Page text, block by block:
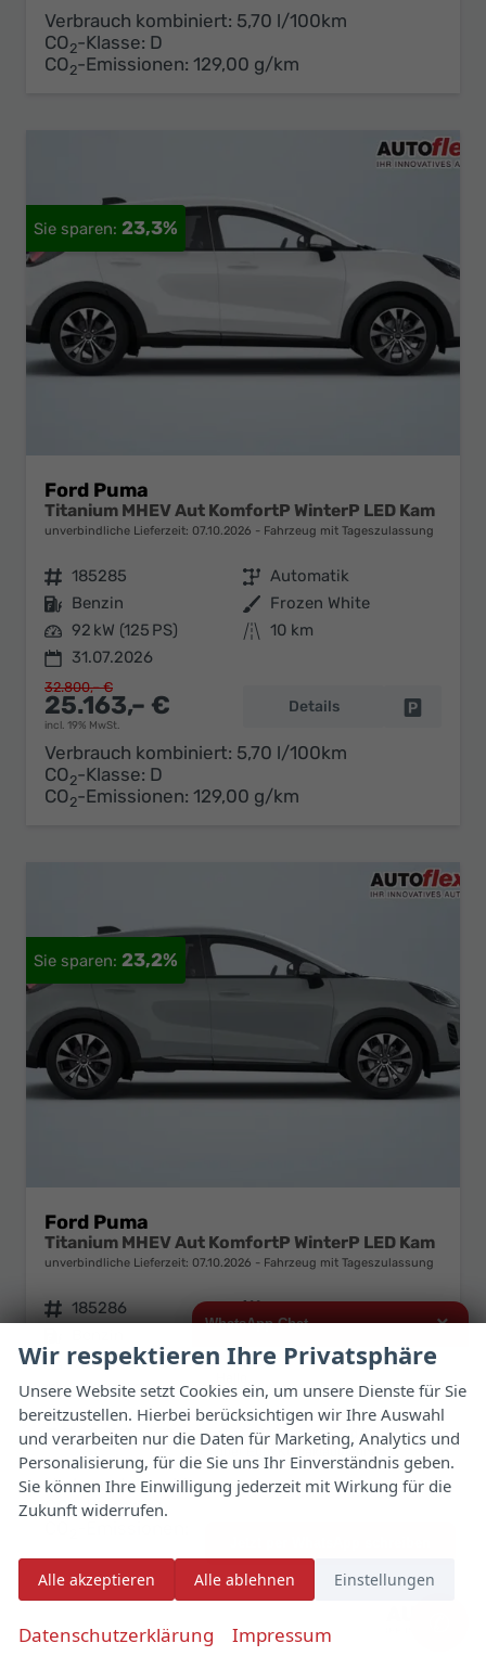
Verbrauch kombiniert: 5,70 l/100km
CO2-Klasse: D
CO2-Emissionen: 129,00 g/km
23,3%
Ford Puma
Titanium MHEV Aut KomfortP WinterP LED Kam
unverbindliche Lieferzeit: 07.10.2026 Fahrzeug mit Tageszulassung
Fahrzeugnr. 185285 Getriebe Automatik
Kraftstoff Benzin Außenfarbe Frozen White
Leistung 92 kW (125 PS) Kilometerstand 10 km
31.07.2026
25.163,– €
incl. 19% MwSt.
32.800,– €
Details
Verbrauch kombiniert: 5,70 l/100km
CO2-Klasse: D
CO2-Emissionen: 129,00 g/km
23,2%
Ford Puma
Titanium MHEV Aut KomfortP WinterP LED Kam
unverbindliche Lieferzeit: 07.10.2026 Fahrzeug mit Tageszulassung
Fahrzeugnr. 185286
Leistung
92 kW (125 PS) Kilometerstand 10 km
31.07.2026
25.452,– €
incl. 19% MwSt.
33.150,– €
Details Fahrzeug
Verbrauch kombiniert: 5,70 l/100km
CO2 -Klasse: D
WhatsApp Chat ×
ich interessiere mich für das oben
genannte Fahrzeug und freue mich
über Eure Kontaktaufnahme.
Viele Grüße
Wir respektieren Ihre Privatsphäre
Unsere Website setzt Cookies ein, um unsere Dienste für Sie
bereitzustellen. Hierbei berücksichtigen wir Ihre Auswahl
und verarbeiten nur die Daten für Marketing, Analytics und
Personalisierung, für die Sie uns Ihr Einverständnis geben.
Sie können Ihre Einwilligung jederzeit mit Wirkung für die
Zukunft widerrufen.
Alle akzeptieren Alle ablehnen Einstellungen
Datenschutzerklärung Impressum